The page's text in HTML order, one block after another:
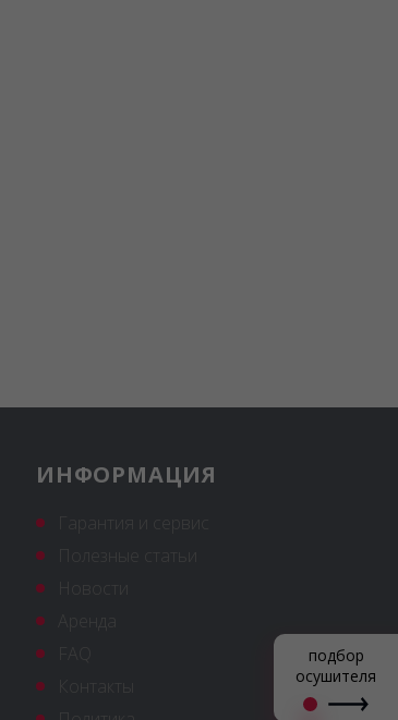
ИНФОРМАЦИЯ
подбор
осушителя